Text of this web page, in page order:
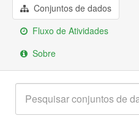
SobreConjuntos de dados
Fluxo de Atividades
Sobre